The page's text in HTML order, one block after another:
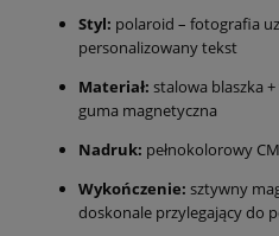
Styl: polaroid – fotografia
personalizowany tekst
Materiał: stalowa blaszka
guma magnetyczna
Nadruk: pełnokolorowy
Wykończenie: sztywny
doskonale przylegający do